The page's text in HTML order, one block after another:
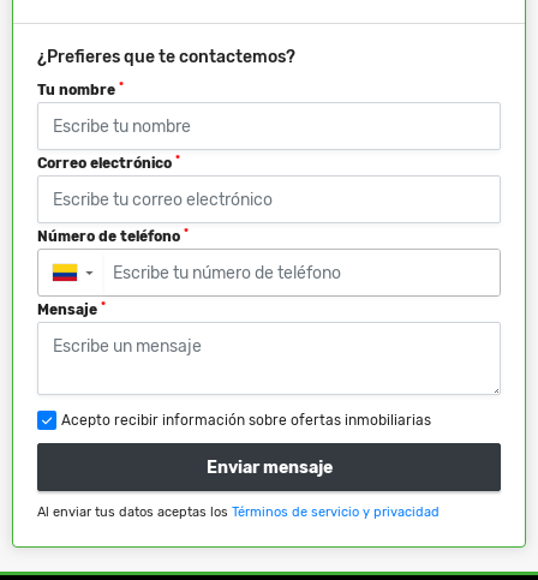
¿Prefieres que te contactemos?
Tu nombre *
Correo electrónico *
Número de teléfono *
▼
Mensaje *
Acepto recibir información sobre ofertas inmobiliarias
Enviar mensaje
Al enviar tus datos aceptas los Términos de servicio y privacidad